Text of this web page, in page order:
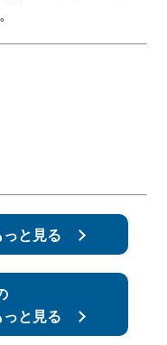
会社概要
と見る
と見る